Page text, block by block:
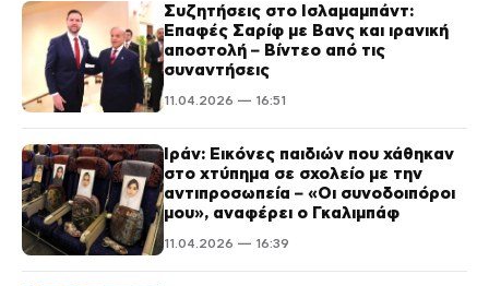
Συζητήσεις στο Ισλαμαμπάντ:
Επαφές Σαρίφ με Βανς και ιρανική
αποστολή – Βίντεο από τις
συναντήσεις
11.04.2026 — 16:51
Ιράν: Εικόνες παιδιών που χάθηκαν
στο χτύπημα σε σχολείο με την
αντιπροσωπεία – «Οι συνοδοιπόροι
μου», αναφέρει ο Γκαλιμπάφ
11.04.2026 — 16:39